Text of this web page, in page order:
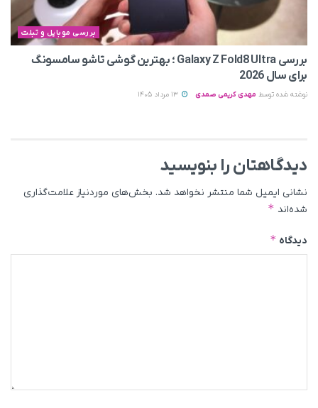
بررسی موبایل و تبلت
بررسی Galaxy Z Fold8 Ultra ؛ بهترین گوشی تاشو سامسونگ
برای سال 2026
نوشته شده توسط مهدی کریمی صمدی
دیدگاهتان را بنویسید
نشانی ایمیل شما منتشر نخواهد شد. بخش‌های موردنیاز علامت‌گذاری
شده‌اند *
دیدگاه *